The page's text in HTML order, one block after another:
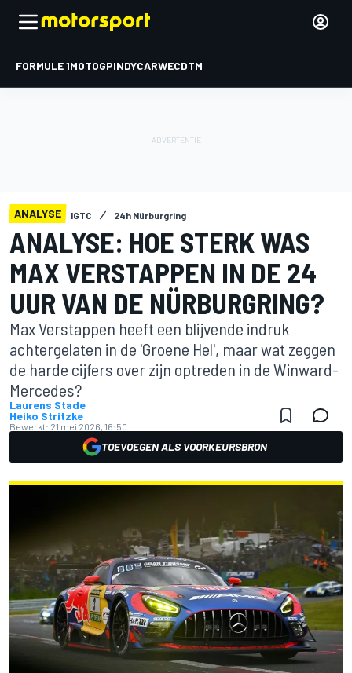
FORMULE 1MOTOGPINDYCARWECDTM
ANALYSE IGTC 24h Nürburgring
ANALYSE: HOE STERK WAS
MAX VERSTAPPEN IN DE 24
UUR VAN DE NÜRBURGRING?
Max Verstappen heeft een blijvende indruk
achtergelaten in de 'Groene Hel', maar wat zeggen
de harde cijfers over zijn optreden in de Winward-
Mercedes?
Laurens Stade
Heiko Stritzke
Bewerkt: 21 mei 2026, 16:50
TOEVOEGEN ALS VOORKEURSBRON